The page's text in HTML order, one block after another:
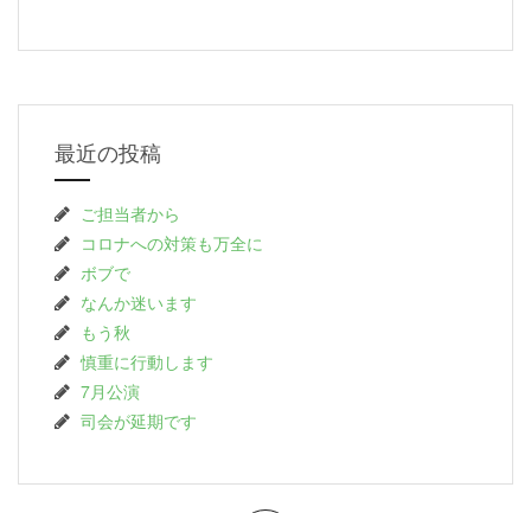
最近の投稿
ご担当者から
コロナへの対策も万全に
ボブで
なんか迷います
もう秋
慎重に行動します
7月公演
司会が延期です